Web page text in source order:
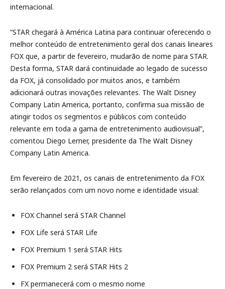
internacional.
“STAR chegará à América Latina para continuar oferecendo o
melhor conteúdo de entretenimento geral dos canais lineares
FOX que, a partir de fevereiro, mudarão de nome para STAR.
Desta forma, STAR dará continuidade ao legado de sucesso
da FOX, já consolidado por muitos anos, e também
adicionará outras inovações relevantes. The Walt Disney
Company Latin America, portanto, confirma sua missão de
atingir todos os segmentos e públicos com conteúdo
relevante em toda a gama de entretenimento audiovisual”,
comentou Diego Lerner, presidente da The Walt Disney
Company Latin America.
Em fevereiro de 2021, os canais de entretenimento da FOX
serão relançados com um novo nome e identidade visual:
FOX Channel será STAR Channel
FOX Life será STAR Life
FOX Premium 1 será STAR Hits
FOX Premium 2 será STAR Hits 2
FX permanecerá com o mesmo nome